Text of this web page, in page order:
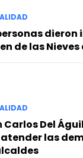
de las
Carlos Del
las